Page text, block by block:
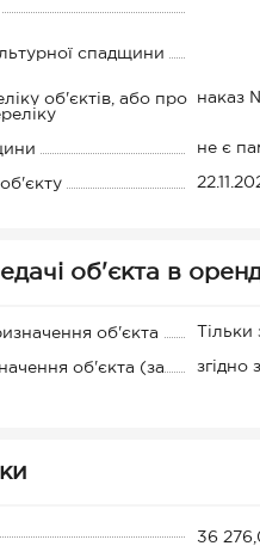
спадщини
об'єктів, або про
наказ
не є
об'єкта в
об'єкта
об'єкта (за
згідно
36